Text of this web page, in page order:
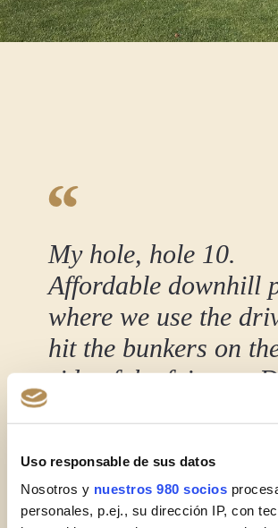
Uso responsable de sus datos
Nosotros y nuestros 980 socios
personales, p.ej., su dirección IP, con
My hole, hole 10.
Affordable downhill
where we use the
hit the bunkers on
side of the fairway.
and we have bunkers
water hazard. For